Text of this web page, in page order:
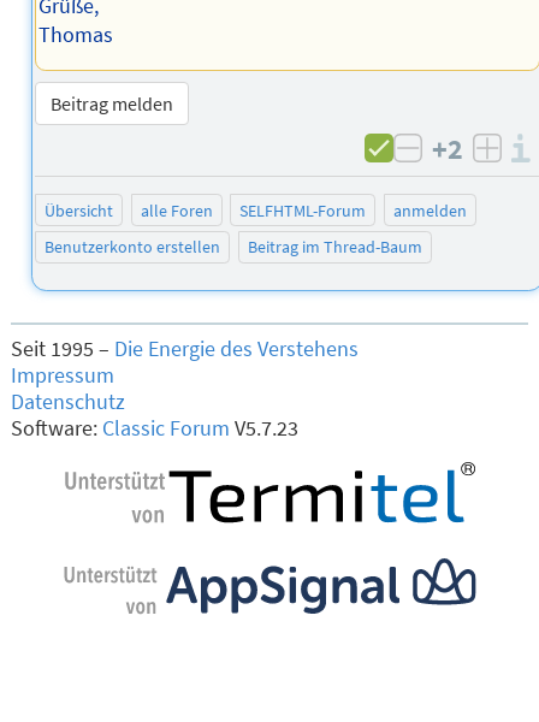
Grüße,
Thomas
Beitrag melden
negativ
+2
Übersicht alle Foren SELFHTML-Forum
anmelden
Benutzerkonto erstellen
Beitrag im Thread-Baum
Seit 1995 – Die Energie des Verstehens
Impressum
Datenschutz
Software: Classic Forum V5.7.23